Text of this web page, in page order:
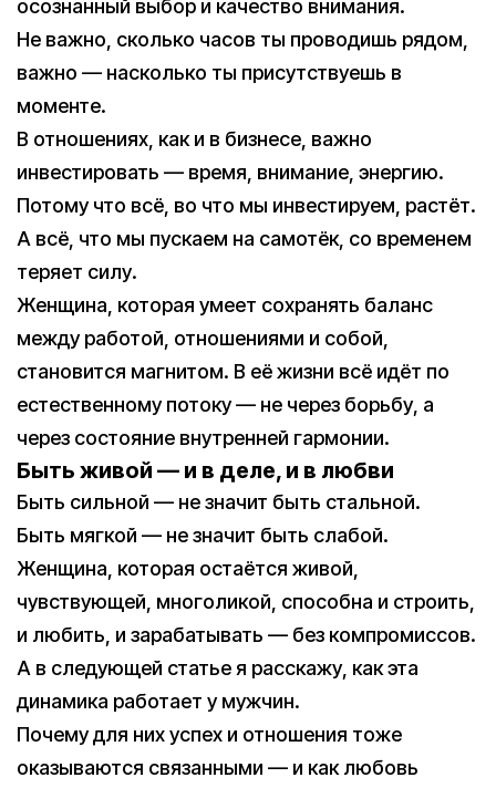
осознанный выбор и качество внимания.
Не важно, сколько часов ты проводишь рядом,
важно — насколько ты присутствуешь в
моменте.
В отношениях, как и в бизнесе, важно
инвестировать — время, внимание, энергию.
Потому что всё, во что мы инвестируем, растёт.
А всё, что мы пускаем на самотёк, со временем
теряет силу.
Женщина, которая умеет сохранять баланс
между работой, отношениями и собой,
становится магнитом. В её жизни всё идёт по
естественному потоку — не через борьбу, а
через состояние внутренней гармонии.
Быть живой — и в деле, и в любви
Быть сильной — не значит быть стальной.
Быть мягкой — не значит быть слабой.
Женщина, которая остаётся живой,
чувствующей, многоликой, способна и строить,
и любить, и зарабатывать — без компромиссов.
А в следующей статье я расскажу, как эта
динамика работает у мужчин.
Почему для них успех и отношения тоже
оказываются связанными — и как любовь